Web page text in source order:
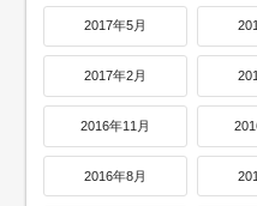
2017年5月
2017年2月
2016年11月
2016年8月